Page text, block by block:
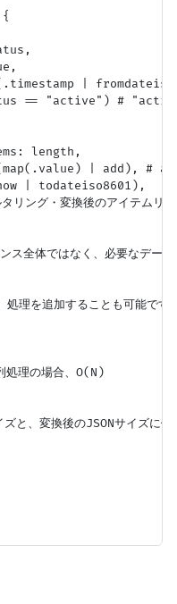
|
== "active") # "active"
length,
| add), #
| todateiso8601),
ング・変換後のアイテムリ
全体ではなく、必要なデータ
理を追加することも可能です
処理の場合、O(N)
と、変換後のJSONサイズに依